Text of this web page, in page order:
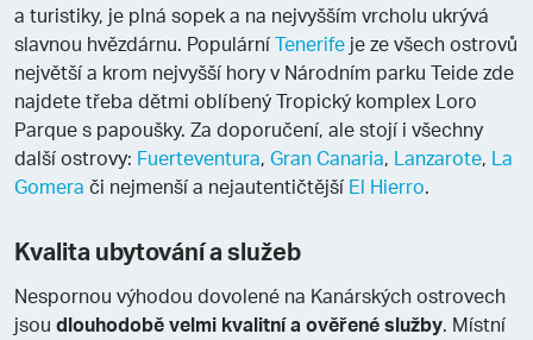
a turistiky, je plná sopek a na nejvyšším vrcholu ukrývá
slavnou hvězdárnu. PopulárníTenerife je ze všech ostrovů
největší a krom nejvyšší hory v Národním parku Teide zde
najdete třeba dětmi oblíbený Tropický komplex Loro
Parque s papoušky. Za doporučení, ale stojí i všechny
další ostrovy: Fuerteventura, Gran Canaria, Lanzarote, La
Gomera či nejmenší a nejautentičtější El Hierro.
Kvalita ubytování a služeb
Nespornou výhodou dovolené na Kanárských ostrovech
jsou dlouhodobě velmi kvalitní a ověřené služby. Místní